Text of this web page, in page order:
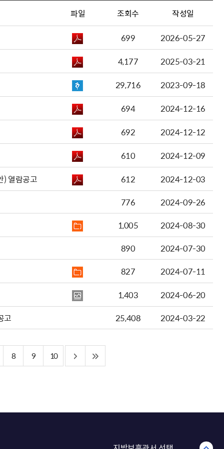
파일 조회수 작성일
699
2026-05-27
4,177
2025-03-21
29,716
2023-09-18
694
2024-12-16
692
2024-12-12
610
2024-12-09
) 열람공고
612
2024-12-03
776
2024-09-26
1,005
2024-08-30
890
2024-07-30
827
2024-07-11
1,403
2024-06-20
고
25,408 2024-03-22
8 9 10